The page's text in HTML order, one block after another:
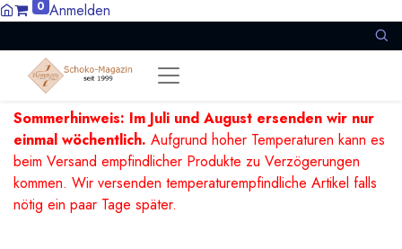
0 Anmelden
Sommerhinweis: Im Juli und August ersenden wir nur
einmal wöchentlich. Aufgrund hoher Temperaturen kann es
beim Versand empfindlicher Produkte zu Verzögerungen
kommen. Wir versenden temperaturempfindliche Artikel falls
nötig ein paar Tage später.